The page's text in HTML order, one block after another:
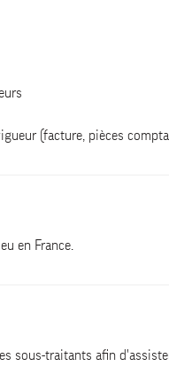
(facture, pièces
en France.
sous-traitants afin